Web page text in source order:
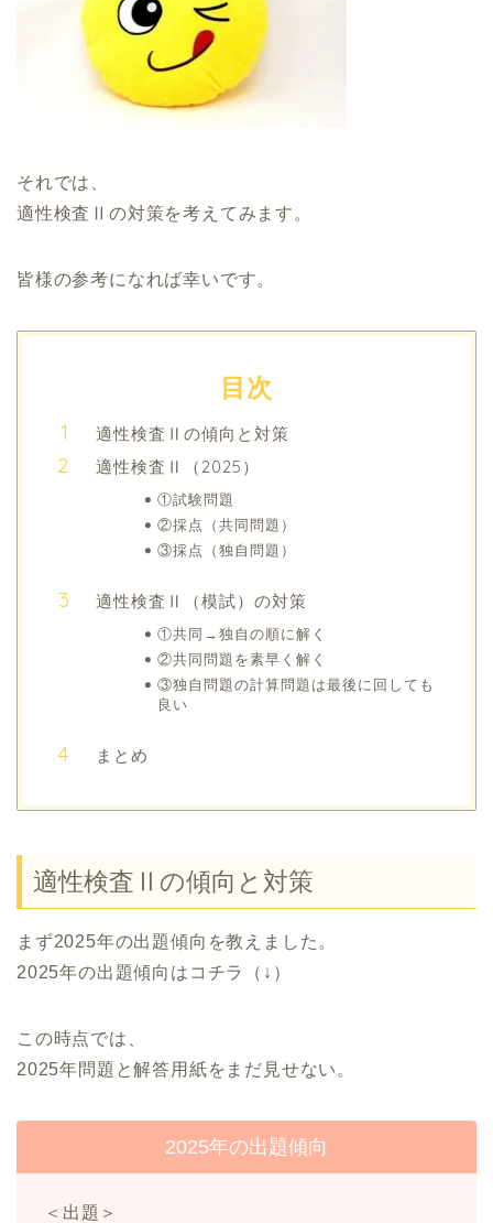
それでは、
適性検査Ⅱの対策を考えてみます。
皆様の参考になれば幸いです。
目次
適性検査Ⅱの傾向と対策
適性検査Ⅱ（2025）
①試験問題
②採点（共同問題）
③採点（独自問題）
適性検査Ⅱ（模試）の対策
①共同→独自の順に解く
②共同問題を素早く解く
③独自問題の計算問題は最後に回しても
良い
まとめ
適性検査Ⅱの傾向と対策
まず2025年の出題傾向を教えました。
2025年の出題傾向はコチラ（↓）
この時点では、
2025年問題と解答用紙をまだ見せない。
2025年の出題傾向
＜出題＞